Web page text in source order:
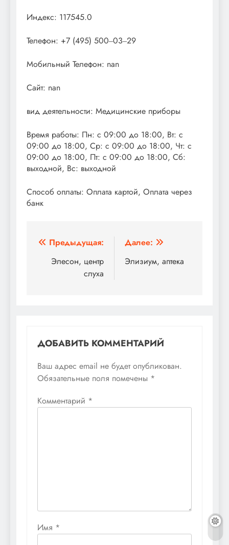
Индекс: 117545.0
Телефон: +7 (495) 500‒03‒29
Мобильный Телефон: nan
Сайт: nan
вид деятельности: Медицинские приборы
Время работы: Пн: с 09:00 до 18:00, Вт: с
09:00 до 18:00, Ср: с 09:00 до 18:00, Чт: с
09:00 до 18:00, Пт: с 09:00 до 18:00, Сб:
выходной, Вс: выходной
Способ оплаты: Оплата картой, Оплата через
банк
Навигация
записям
Предыдущая:
Элесон, центр
слуха
Далее:
Элизиум, аптека
ДОБАВИТЬ КОММЕНТАРИЙ
Ваш адрес email не будет опубликован.
Обязательные поля помечены *
Комментарий *
Имя *